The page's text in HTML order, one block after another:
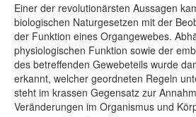
Einer der revolutionärsten Aussagen
biologischen Naturgesetzen mit der
der Funktion eines Organgewebes.
physiologischen Funktion sowie der
des betreffenden Gewebeteils wurde
erkannt, welcher geordneten Regeln
steht im krassen Gegensatz zur
Veränderungen im Organismus und